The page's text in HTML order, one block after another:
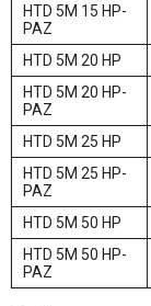
HTD 5M 15 HP-
PAZ
HTD 5M 20 HP
HTD 5M 20 HP-
PAZ
HTD 5M 25 HP
HTD 5M 25 HP-
PAZ
HTD 5M 50 HP
HTD 5M 50 HP-
PAZ